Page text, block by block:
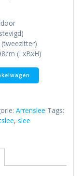
(LxBxH)
Arrenslee Tags:
, slee